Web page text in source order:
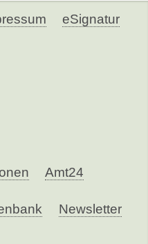
eSignatur
Amt24
Newsletter